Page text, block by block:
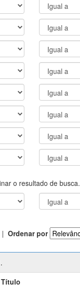
o resultado de busca.
| Ordenar por
Título